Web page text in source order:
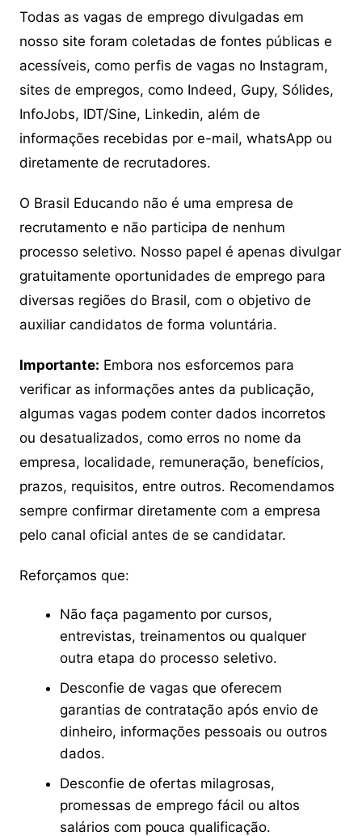
Todas as vagas de emprego divulgadas em
nosso site foram coletadas de fontes públicas e
acessíveis, como perfis de vagas no Instagram,
sites de empregos, como Indeed, Gupy, Sólides,
InfoJobs, IDT/Sine, Linkedin, além de
informações recebidas por e-mail, whatsApp ou
diretamente de recrutadores.
O Brasil Educando não é uma empresa de
recrutamento e não participa de nenhum
processo seletivo. Nosso papel é apenas divulgar
gratuitamente oportunidades de emprego para
diversas regiões do Brasil, com o objetivo de
auxiliar candidatos de forma voluntária.
Importante: Embora nos esforcemos para
verificar as informações antes da publicação,
algumas vagas podem conter dados incorretos
ou desatualizados, como erros no nome da
empresa, localidade, remuneração, benefícios,
prazos, requisitos, entre outros. Recomendamos
sempre confirmar diretamente com a empresa
pelo canal oficial antes de se candidatar.
Reforçamos que:
Não faça pagamento por cursos,
entrevistas, treinamentos ou qualquer
outra etapa do processo seletivo.
Desconfie de vagas que oferecem
garantias de contratação após envio de
dinheiro, informações pessoais ou outros
dados.
Desconfie de ofertas milagrosas,
promessas de emprego fácil ou altos
salários com pouca qualificação.